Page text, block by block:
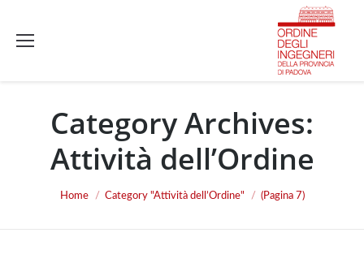
Category Archives:
Attività dell’Ordine
You are here:
Home Category "Attività dell’Ordine" (Pagina 7)